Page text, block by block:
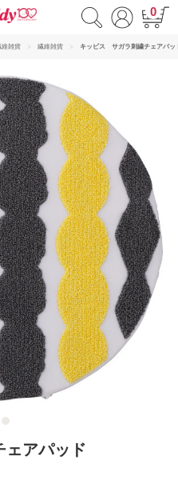
0
維雑貨 繊維雑貨 キッピス サガラ刺繍チェアパッ
アパッド